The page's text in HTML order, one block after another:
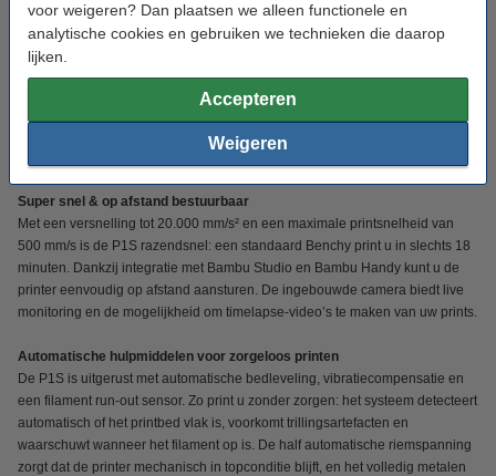
voor weigeren? Dan plaatsen we alleen functionele en
analytische cookies en gebruiken we technieken die daarop
lijken.
Accepteren
Weigeren
Klaar voor gebruik in 15 minuten
De Bambu Lab P1S is ontworpen voor direct gebruiksgemak: binnen 15
minuten na het uitpakken is de set-up voltooid en kunt u starten met printen.
Dankzij de direct drive extruder worden filamenten nauwkeurig
geëxtrudeerd, wat resulteert in consistente en gedetailleerde prints. Het
gelaste frame biedt extra stabiliteit, wat bijdraagt aan duurzaamheid en
betrouwbaarheid tijdens prints op hoge snelheid.
Super snel & op afstand bestuurbaar
Met een versnelling tot 20.000 mm/s² en een maximale printsnelheid van
500 mm/s is de P1S razendsnel: een standaard Benchy print u in slechts 18
minuten. Dankzij integratie met Bambu Studio en Bambu Handy kunt u de
printer eenvoudig op afstand aansturen. De ingebouwde camera biedt live
monitoring en de mogelijkheid om timelapse-video’s te maken van uw prints.
Automatische hulpmiddelen voor zorgeloos printen
De P1S is uitgerust met automatische bedleveling, vibratiecompensatie en
een filament run-out sensor. Zo print u zonder zorgen: het systeem detecteert
automatisch of het printbed vlak is, voorkomt trillingsartefacten en
waarschuwt wanneer het filament op is. De half automatische riemspanning
zorgt dat de printer mechanisch in topconditie blijft, en het volledig metalen